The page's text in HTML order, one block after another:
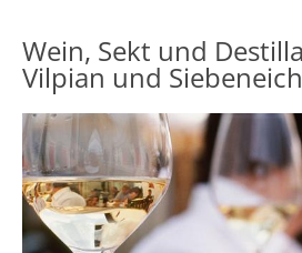
Wein, Sekt und
Vilpian und